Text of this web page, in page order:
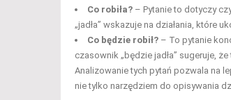
Co robiła? – Pytanie to dotyczy
„jadła” wskazuje na działania, które
Co będzie robił? – To pytanie
czasownik „będzie jadła” sugeruje,
Analizowanie tych pytań pozwala na
nie tylko narzędziem do opisywania